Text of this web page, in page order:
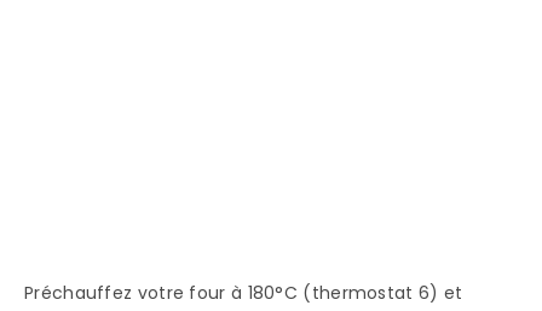
Préchauffez votre four à 180°C (thermostat 6) et